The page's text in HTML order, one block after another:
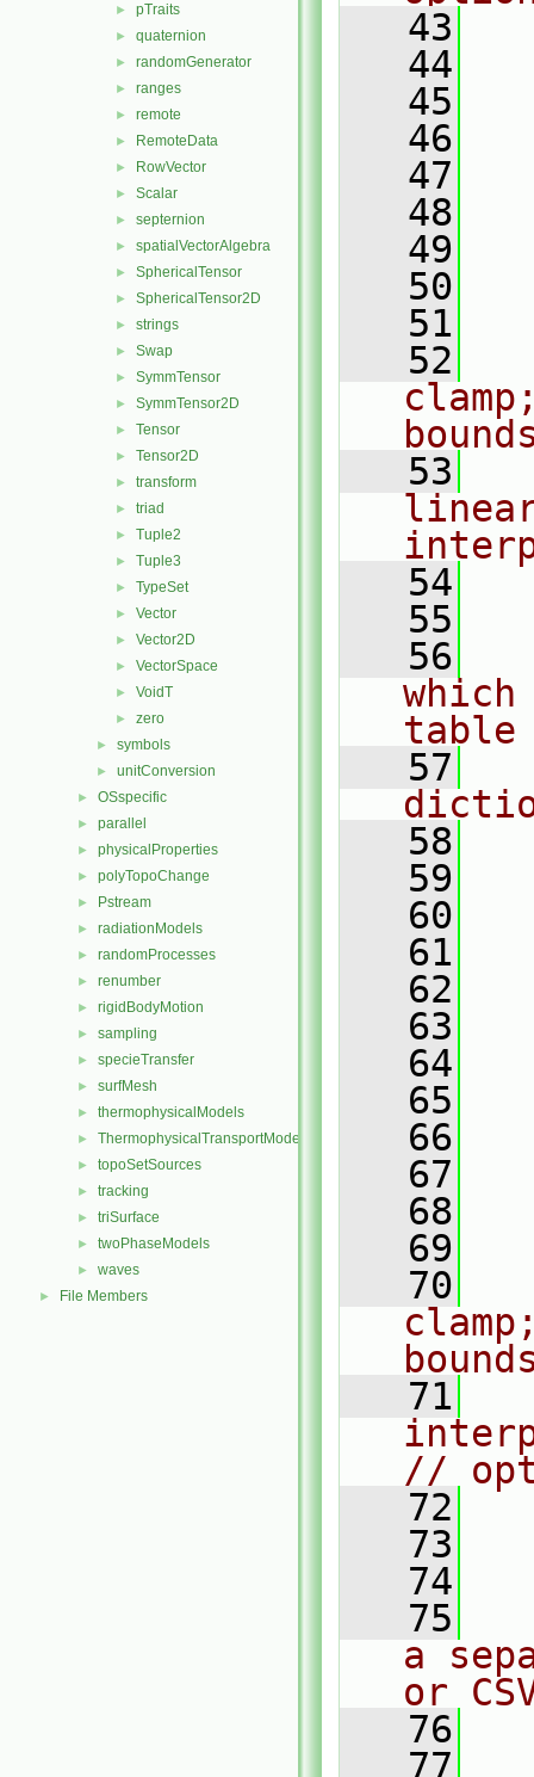
► pTraits
► quaternion
► randomGenerator
► ranges
► remote
► RemoteData
► RowVector
► Scalar
► septernion
► spatialVectorAlgebra
► SphericalTensor
► SphericalTensor2D
► strings
► Swap
► SymmTensor
► SymmTensor2D
► Tensor
► Tensor2D
► transform
► triad
► Tuple2
► Tuple3
► TypeSet
► Vector
► Vector2D
► VectorSpace
► VoidT
► zero
► symbols
► unitConversion
► OSspecific
► parallel
► physicalProperties
► polyTopoChange
► Pstream
► radiationModels
► randomProcesses
► renumber
► rigidBodyMotion
► sampling
► specieTransfer
► surfMesh
► thermophysicalModels
► ThermophysicalTransportModels
► topoSetSources
► tracking
► triSurface
► twoPhaseModels
► waves
► File Members
   43
   44
   45
   46
   47
   48
   49
   50
   51
   52
   53
   54
   55
   56
which
table
   57
   58
   59
   60
   61
   62
   63
   64
   65
   66
   67
   68
   69
   70
   71
//
   72
   73
   74
   75
a
or
   76
   77